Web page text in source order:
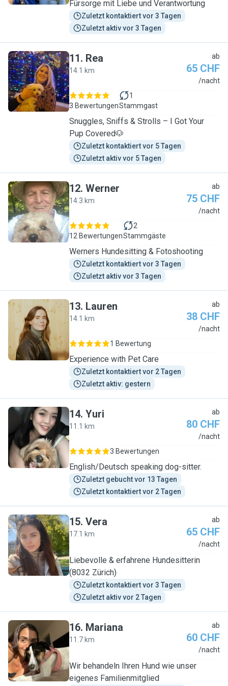
Fürsorge mit Liebe und Verantwortung
Zuletzt kontaktiert vor 3 Tagen
Zuletzt aktiv vor 3 Tagen
R
11. Rea
14.1 km
ab
65 CHF
/nacht
3 Bewertungen
1
Stammgast
Snuggles, Sniffs & Strolls – I Got Your
Pup Covered🐶
Zuletzt kontaktiert vor 5 Tagen
Zuletzt aktiv vor 5 Tagen
W
12. Werner
14.3 km
ab
75 CHF
/nacht
12 Bewertungen
2
Stammgäste
Werners Hundesitting & Fotoshooting
Zuletzt kontaktiert vor 3 Tagen
Zuletzt aktiv vor 3 Tagen
L
13. Lauren
14.1 km
ab
38 CHF
/nacht
1 Bewertung
Experience with Pet Care
Zuletzt kontaktiert vor 2 Tagen
Zuletzt aktiv: gestern
Y
14. Yuri
11.1 km
ab
80 CHF
/nacht
3 Bewertungen
English/Deutsch speaking dog-sitter.
Zuletzt gebucht vor 13 Tagen
Zuletzt kontaktiert vor 2 Tagen
V
15. Vera
17.1 km
ab
65 CHF
/nacht
Liebevolle & erfahrene Hundesitterin
(8032 Zürich)
Zuletzt kontaktiert vor 3 Tagen
Zuletzt aktiv vor 2 Tagen
M
16. Mariana
11.7 km
ab
60 CHF
/nacht
Wir behandeln Ihren Hund wie unser
eigenes Familienmitglied